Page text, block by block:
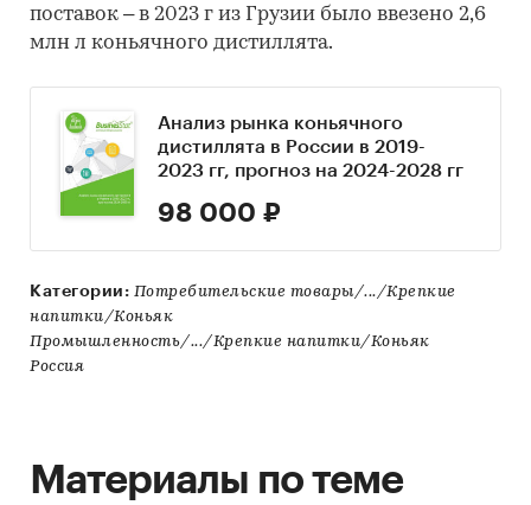
поставок – в 2023 г из Грузии было ввезено 2,6
млн л коньячного дистиллята.
Анализ рынка коньячного
дистиллята в России в 2019-
2023 гг, прогноз на 2024-2028 гг
98 000 ₽
Категории: Потребительские товары/.../Крепкие
напитки/Коньяк
Промышленность/.../Крепкие напитки/Коньяк
Россия
Материалы по теме